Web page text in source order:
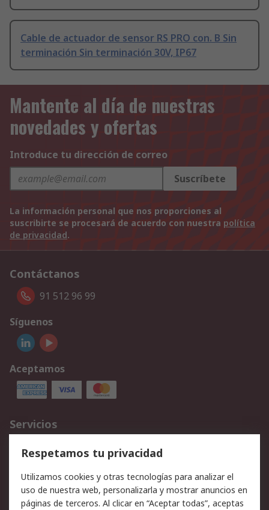
Cable de actuador de sensor RS PRO con. B Sin
terminación Sin terminación 30V, IP67
Mantente al día de nuestras
novedades y ofertas
Introduce tu dirección de correo
Suscríbete
La información personal que nos proporciones al
suscribirte se procesará de acuerdo con nuestra política
de privacidad.
Contáctanos
91 512 96 99
Síguenos
Aceptamos
Servicios
Cómo realizar pedidos
Devoluciones
Facturación y pago
Ofertas
Soporte técnico
Respetamos tu privacidad
Utilizamos cookies y otras tecnologías para analizar el
uso de nuestra web, personalizarla y mostrar anuncios en
páginas de terceros. Al clicar en “Aceptar todas”, aceptas